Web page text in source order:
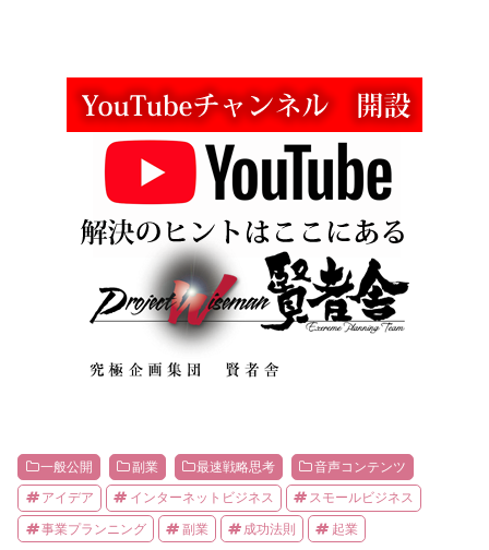
一般公開 副業 最速戦略思考 音声コンテンツ
アイデア インターネットビジネス スモールビジネス
事業プランニング 副業 成功法則 起業